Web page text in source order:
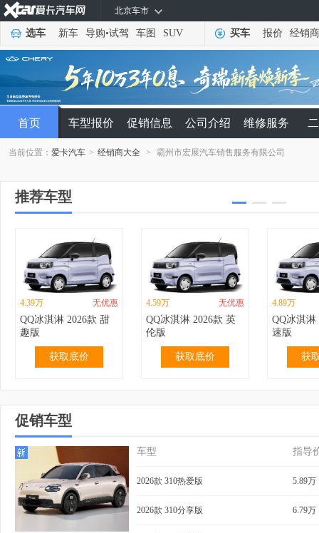
北京车市
选车 新车 导购•试驾 车图 SUV 买车 报价 经销商
首页 车型报价 促销信息 公司介绍 维修服务
当前位置：爱卡汽车 > 经销商大全 > 霸州市宏展汽车销售服务有限公司
推荐车型
4.39万 无优惠
QQ冰淇淋 2026款 甜
趣版
获取底价
4.59万 无优惠
QQ冰淇淋 2026款 英
伦版
获取底价
4.89万
QQ冰淇淋
速版
获
2.99万
QQ冰淇淋 2024款 青
春版 120km 奶昔
获取底价
3.19万
春版 120km 香草
获取底价
3.69万
205km 圣
获
促销车型
车型 指导
2026款 310热爱版 5.89万
2026款 310分享版 6.79万